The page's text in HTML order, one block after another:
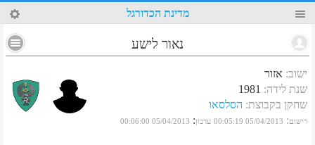
48 מדינת הכדורגל
נאור לישע
ישוב: אזור
שנת לידה:
1981
שחקן בקבוצת: הסלסאו
רישום:
05/04/2013 00:05:19 עדכון:
05/04/2013 00:06:00